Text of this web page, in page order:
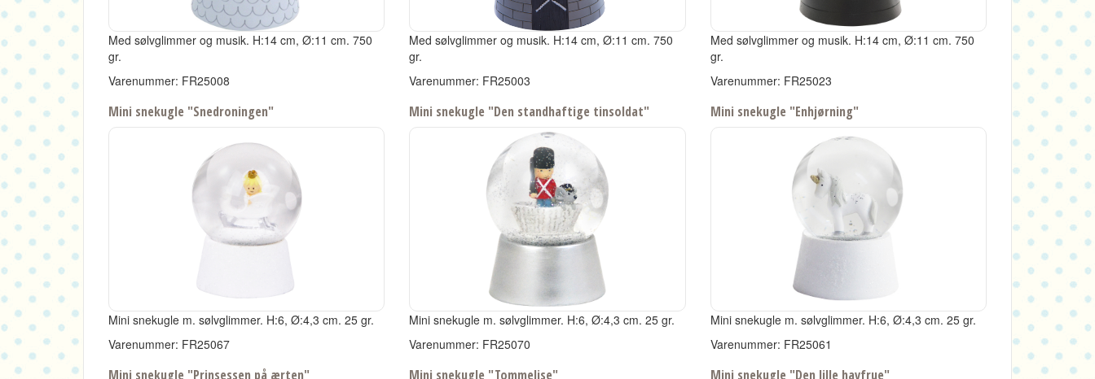
Med sølvglimmer og musik. H:14 cm, Ø:11 cm. 750
gr.
Varenummer: FR25008
Med sølvglimmer og musik. H:14 cm, Ø:11 cm.750
gr.
Varenummer: FR25003
Med sølvglimmer og musik. H:14 cm, Ø:11 cm. 750
gr.
Varenummer: FR25023
Mini snekugle "Snedroningen"
Mini snekugle m. sølvglimmer. H:6, Ø:4,3 cm. 25 gr.
Varenummer: FR25067
Mini snekugle "Den standhaftige tinsoldat"
Mini snekugle m. sølvglimmer. H:6, Ø:4,3 cm. 25 gr.
Varenummer: FR25070
Mini snekugle "Enhjørning"
Mini snekugle m. sølvglimmer. H:6, Ø:4,3 cm. 25 gr.
Varenummer: FR25061
Mini snekugle "Prinsessen på ærten" Mini snekugle "Tommelise" Mini snekugle "Den lille havfrue"